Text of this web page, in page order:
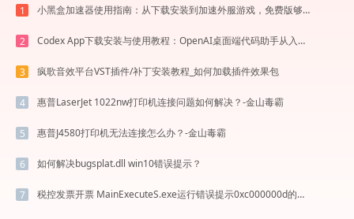
1 小黑盒加速器使用指南：从下载安装到加速外服游戏，免费版够用吗
2 Codex App下载安装与使用教程：OpenAI桌面端代码助手从入门到高效协作
3 疯歌音效平台VST插件/补丁安装教程_如何加载插件效果包
4 惠普LaserJet 1022nw打印机连接问题如何解决？-金山毒霸
5 惠普J4580打印机无法连接怎么办？-金山毒霸
6 如何解决bugsplat.dll win10错误提示？
7 税控发票开票 MainExecuteS.exe运行错误提示0xc000000d的解决办法